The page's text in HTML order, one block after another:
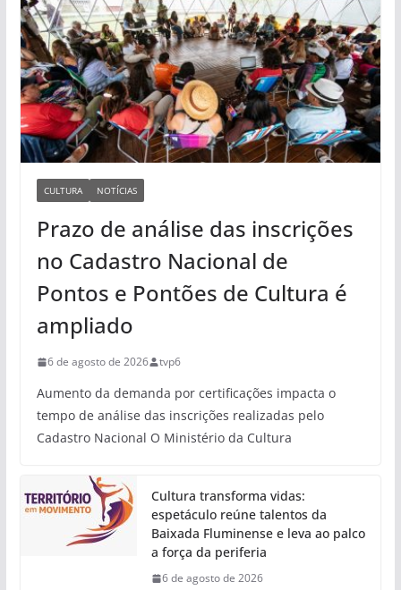
CULTURA NOTÍCIAS
Prazo de análise das inscrições
no Cadastro Nacional de
Pontos e Pontões de Cultura é
ampliado
6 de agosto de 2026 tvp6
Aumento da demanda por certificações impacta o
tempo de análise das inscrições realizadas pelo
Cadastro Nacional O Ministério da Cultura
Cultura transforma vidas:
espetáculo reúne talentos da
Baixada Fluminense e leva ao palco
a força da periferia
6 de agosto de 2026